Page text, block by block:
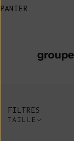
PANIER
FILTRES
TAILLE